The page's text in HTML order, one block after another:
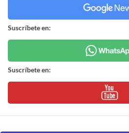
Suscríbete en:
Suscríbete en: